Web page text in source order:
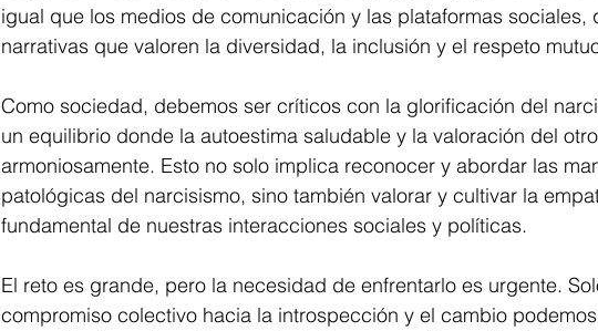
igual que los medios de comunicación y las plataformas sociales,
narrativas que valoren la diversidad, la inclusión y el respeto
Como sociedad, debemos ser críticos con la glorificación del
un equilibrio donde la autoestima saludable y la valoración del
armoniosamente. Esto no solo implica reconocer y abordar las
patológicas del narcisismo, sino también valorar y cultivar la
fundamental de nuestras interacciones sociales y políticas.
El reto es grande, pero la necesidad de enfrentarlo es urgente.
compromiso colectivo hacia la introspección y el cambio